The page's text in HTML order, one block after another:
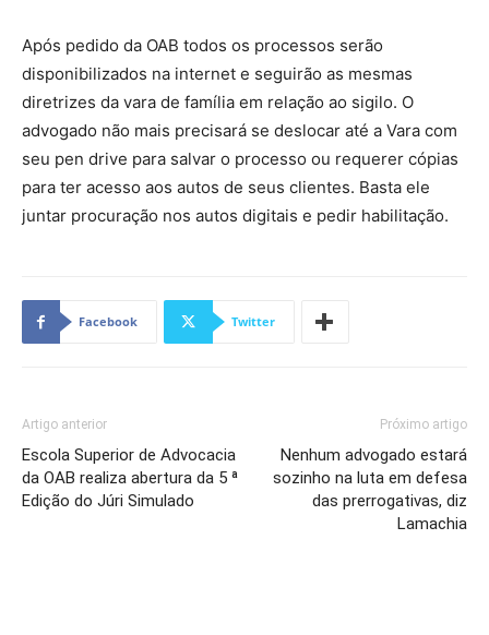
Após pedido da OAB todos os processos serão
disponibilizados na internet e seguirão as mesmas
diretrizes da vara de família em relação ao sigilo. O
advogado não mais precisará se deslocar até a Vara com
seu pen drive para salvar o processo ou requerer cópias
para ter acesso aos autos de seus clientes. Basta ele
juntar procuração nos autos digitais e pedir habilitação.
Facebook Twitter
Artigo anterior
Escola Superior de Advocacia
da OAB realiza abertura da 5 ª
Edição do Júri Simulado
Próximo artigo
Nenhum advogado estará
sozinho na luta em defesa
das prerrogativas, diz
Lamachia